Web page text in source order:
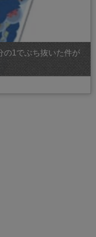
の1でぶち抜いた件が